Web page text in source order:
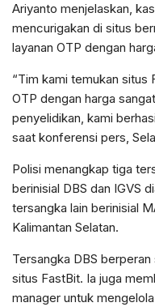
Ariyanto menjelaskan,
mencurigakan di situs
layanan OTP dengan
“Tim kami temukan situs
OTP dengan harga
penyelidikan, kami
saat konferensi pers,
Polisi menangkap tiga
berinisial DBS dan IGVS
tersangka lain berinisial
Kalimantan Selatan.
Tersangka DBS
situs FastBit. Ia juga
manager untuk